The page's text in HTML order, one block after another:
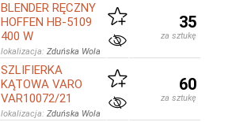
BLENDER RĘCZNY
HOFFEN HB-5109
400 W
lokalizacja: Zduńska Wola
35
za sztukę
SZLIFIERKA
KĄTOWA VARO
VAR10072/21
lokalizacja: Zduńska Wola
60
za sztukę